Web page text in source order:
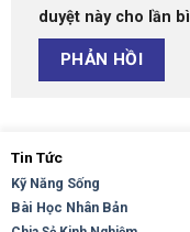
duyệt này cho lần
Tin Tức
Kỹ Năng Sống
Bài Học Nhân Bản